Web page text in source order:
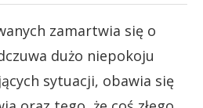
zamartwia się o
dużo niepokoju
sytuacji, obawia się